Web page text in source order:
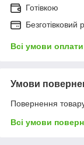
Готівкою
Безготівковий
Всі умови оплати
Умови
Повернення
Всі умови